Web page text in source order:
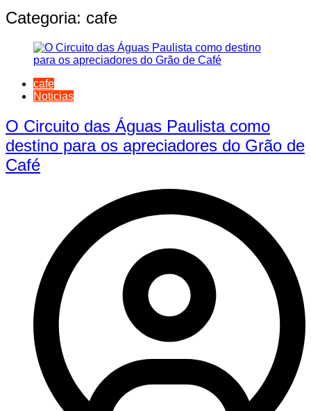
Categoria: cafe
cafe
Noticias
O Circuito das Águas Paulista como
destino para os apreciadores do Grão de
Café